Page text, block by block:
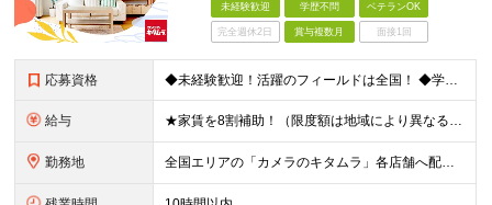
未経験歓迎 学歴不問 ベテランOK
完全週休2日 賞与複数月 面接1回
応募資格 ◆未経験歓迎！活躍のフィールドは全国！ ◆学歴不問 ◆第二新卒も活躍中 ◆35歳以下の方（若年層の長期キャリア形成を図るため）
給与 ★家賃を8割補助！（限度額は地域により異なる） ※転勤による引っ越しが発生する場合 ＝＝＝＝＝＝＝＝＝＝＝＝＝＝＝＝＝＝＝＝＝＝＝ 例えば、家賃7.5万円なら6万円は会社で負担。 あなたが支払うのは、
勤務地 全国エリアの「カメラのキタムラ」各店舗へ配属となります ※最初の配属先は希望を最大限考慮した上で決定します ▼詳しい勤務地住所は下記URLをご確認ください。 https://sss.kitamur